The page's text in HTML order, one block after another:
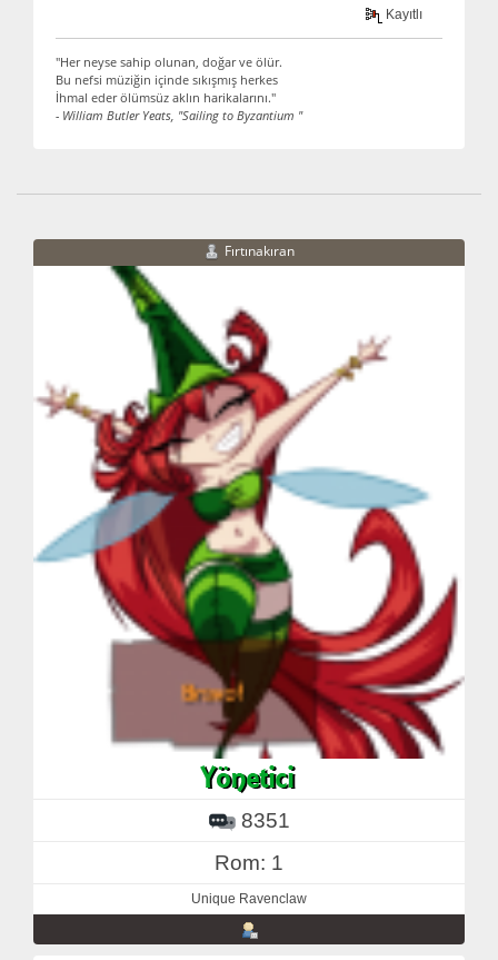
Kayıtlı
"Her neyse sahip olunan, doğar ve ölür.
Bu nefsi müziğin içinde sıkışmış herkes
İhmal eder ölümsüz aklın harikalarını."
- William Butler Yeats, "Sailing to Byzantium "
Fırtınakıran
8351
Rom: 1
Unique Ravenclaw